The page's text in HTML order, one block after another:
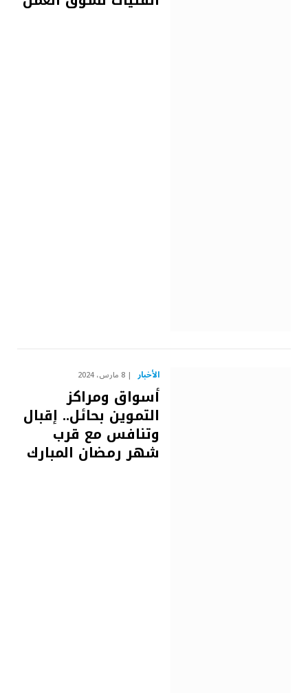
الأخبار 8 مارس، 2024
أسواق ومراكز
التموين بحائل.. إقبال
وتنافس مع قرب
شهر رمضان ‏المبارك